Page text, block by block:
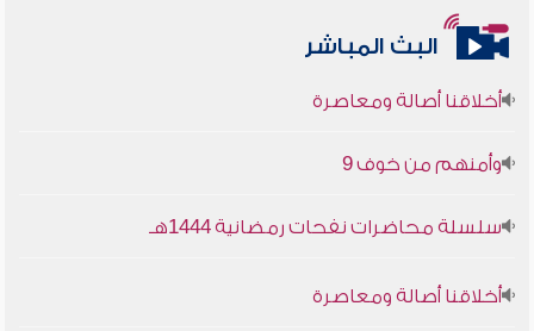
البث المباشر